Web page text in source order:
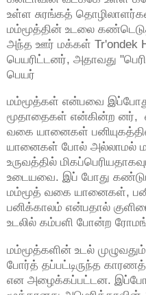
உள்ள சுரங்கத்
மம்மூத்தின் உடலை
அந்த ஊர் மக்கள் Tr'ondek
பெயரிட்டனர், அதாவது
பெயர்
மம்மூத்கள் என்பவை
மூதாதைகள் என்கின்ற னர்,
வகை யானைகள்
யானைகள் போல் அல்லாமல்
உருவத்தில்
உடையவை. இப் போது
மம்மூத் வகை யானைகள்,
பனிக்காலம் என்பதால்
உடலில் கம்பளி போன்ற
மம்மூத்களின் உடல்
போர்த் தப்பட்டிருந்த
என அழைக்கப்பட்டன.